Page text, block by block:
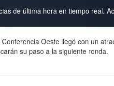
de última hora en tiempo real.
Conferencia Oeste llegó con un
su paso a la siguiente ronda.